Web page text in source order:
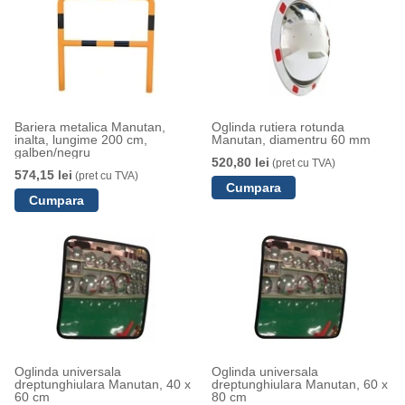
Bariera metalica Manutan,
inalta, lungime 200 cm,
galben/negru
574,15 lei (pret cu TVA)
Oglinda rutiera rotunda
Manutan, diamentru 60 mm
520,80 lei (pret cu TVA)
Oglinda universala
dreptunghiulara Manutan, 40 x
60 cm
Oglinda universala
dreptunghiulara Manutan, 60 x
80 cm